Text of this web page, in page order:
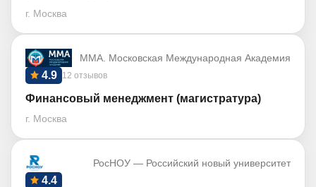
г. Москва
ММА. Московская Международная Академия
12 отзывов
4.9
Финансовый менеджмент (магистратура)
г. Москва
РосНОУ — Российский новый университет
4.4